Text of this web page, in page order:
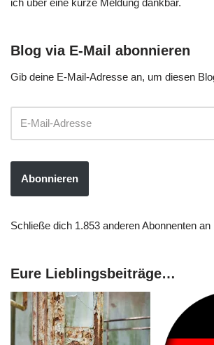
ich über eine kurze Meldung dankbar.
Blog via E-Mail abonnieren
Gib deine E-Mail-Adresse an, um diesen
Abonnieren
Schließe dich 1.853 anderen Abonnenten an
Eure Lieblingsbeiträge…